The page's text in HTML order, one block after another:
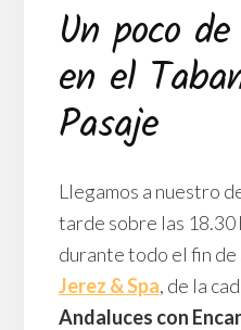
Un poco
en el
Pasaje
Llegamos a nuestro
tarde sobre las 18.30
durante todo el fin de
Jerez & Spa, de la
Andaluces con